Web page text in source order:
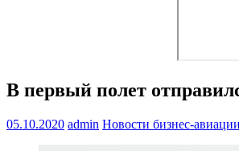
В первый полет
05.10.2020 admin Новости бизнес-авиации